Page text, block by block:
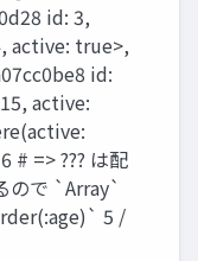
id: 3,
active: true>,
id:
active:
# => ??? は配
ので `Array`
5 /